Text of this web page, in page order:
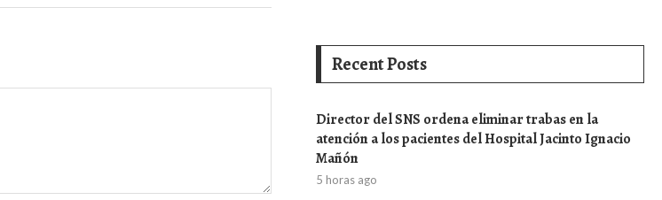
Recent Posts
Director del SNS ordena eliminar trabas en la
atención a los pacientes del Hospital Jacinto Ignacio
Mañón
5 horas ago